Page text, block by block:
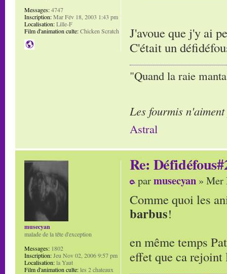
J'avoue que j'y ai
C'était un
"Quand la raie
Les fourmis
Astral
Messages:4747
Inscription:Mar Fév 18, 2003 1:43 pm
Localisation:Lille-F
Film d'animation culte:Chicken Scratch
Re:
parmusecyan » Mer
Comme quoi les
barbus!
en même temps
effet que ca
musecyan
malade de la tête d'exception
Messages: 1802
Inscription:Jeu Nov 02, 2006 9:57 pm
Localisation:la Yaut
Film d'animation culte:les 2 chateaux